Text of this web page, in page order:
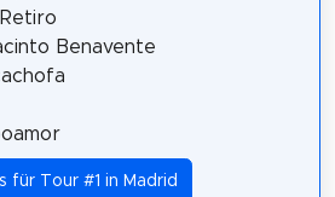
Benavente
für Tour #1 in Madrid